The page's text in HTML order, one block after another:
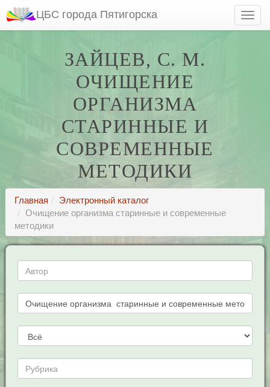
ЦБС города Пятигорска
ЗАЙЦЕВ, С. М.
ОЧИЩЕНИЕ
ОРГАНИЗМА
СТАРИННЫЕ И
СОВРЕМЕННЫЕ
МЕТОДИКИ
Главная
Электронный каталог
Очищение организма старинные и современные
методики